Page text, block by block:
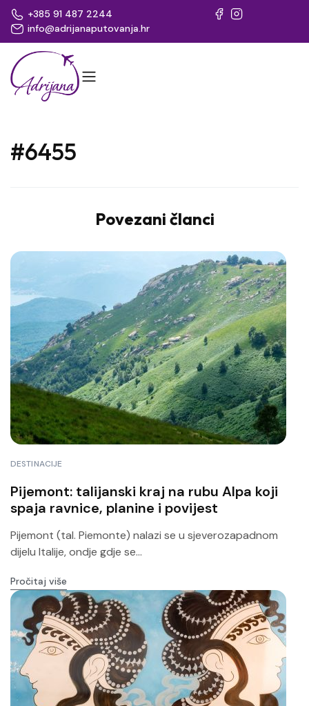
+385 91 487 2244
info@adrijanaputovanja.hr
#6455
Povezani članci
DESTINACIJE
Pijemont: talijanski kraj na rubu Alpa koji
spaja ravnice, planine i povijest
Pijemont (tal. Piemonte) nalazi se u sjeverozapadnom
dijelu Italije, ondje gdje se...
Pročitaj više